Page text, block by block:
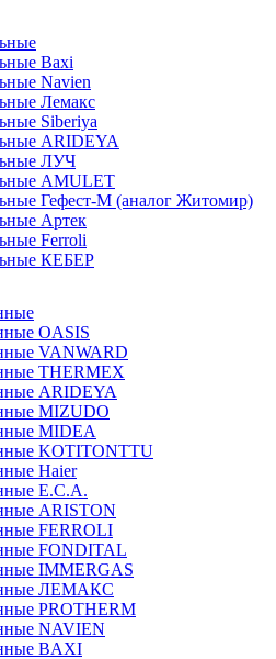
Baxi
Navien
Лемакс
Siberiya
ARIDEYA
ЛУЧ
AMULET
Гефест-М (аналог Житомир)
Артек
Ferroli
КЕБЕР
OASIS
VANWARD
THERMEX
ARIDEYA
MIZUDO
MIDEA
KOTITONTTU
Haier
E.C.A.
ARISTON
FERROLI
FONDITAL
IMMERGAS
ЛЕМАКС
PROTHERM
NAVIEN
BAXI